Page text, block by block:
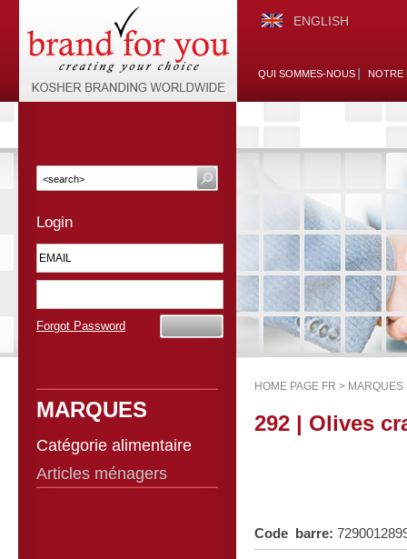
ENGLISH
QUI SOMMES-NOUS NOTRE
Login
Forgot Password
MARQUES
Catégorie alimentaire
Articles ménagers
HOME PAGE FR > MARQUES
292 | Olives
Code barre: